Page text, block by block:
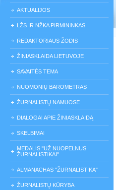
AKTUALIJOS
LŽS IR NŽKA PIRMININKAS
REDAKTORIAUS ŽODIS
ŽINIASKLAIDA LIETUVOJE
SAVAITĖS TEMA
NUOMONIŲ BAROMETRAS
ŽURNALISTŲ NAMUOSE
DIALOGAI APIE ŽINIASKLAIDĄ
SKELBIMAI
MEDALIS "UŽ NUOPELNUS
ŽURNALISTIKAI"
ALMANACHAS "ŽURNALISTIKA"
ŽURNALISTŲ KŪRYBA